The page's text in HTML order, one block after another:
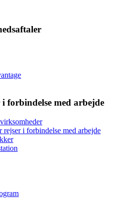
forbindelse med arbejde
i forbindelse med arbejde